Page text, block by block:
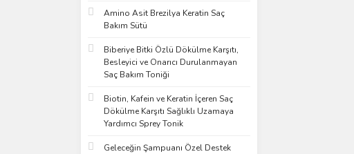
Amino Asit Brezilya Keratin Saç
Bakım Sütü
Biberiye Bitki Özlü Dökülme Karşıtı,
Besleyici ve Onarıcı Durulanmayan
Saç Bakım Toniği
Biotin, Kafein ve Keratin İçeren Saç
Dökülme Karşıtı Sağlıklı Uzamaya
Yardımcı Sprey Tonik
Geleceğin Şampuanı Özel Destek